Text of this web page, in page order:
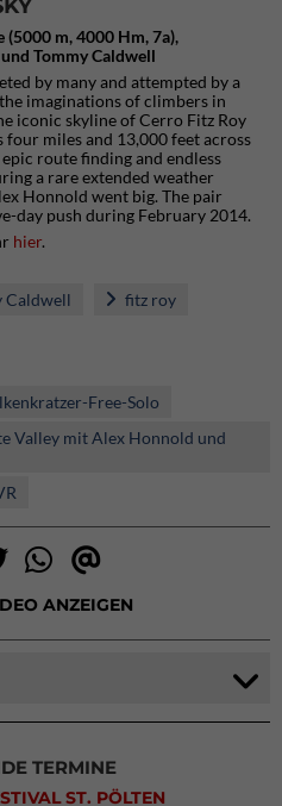
m, 4000 Hm, 7a),
Tommy Caldwell
by many and attempted by a
imaginations of climbers in
iconic skyline of Cerro Fitz Roy
four miles and 13,000 feet across
route finding and endless
a rare extended weather
Honnold went big. The pair
day push during February 2014.
hier.
Caldwell
fitz roy
Free-Solo
Valley mit Alex Honnold und
ANZEIGEN
TERMINE
ST. PÖLTEN